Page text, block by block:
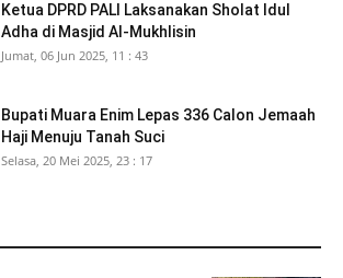
Ketua DPRD PALI Laksanakan Sholat Idul
Adha di Masjid Al-Mukhlisin
Jumat, 06 Jun 2025, 11 : 43
Bupati Muara Enim Lepas 336 Calon Jemaah
Haji Menuju Tanah Suci
Selasa, 20 Mei 2025, 23 : 17